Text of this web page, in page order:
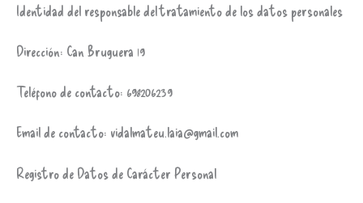
Identidad del responsable del tratamiento de los datos personales
Dirección: Can Bruguera 19
Teléfono de contacto: 698206239
Email de contacto: vidalmateu.laia@gmail.com
Registro de Datos de Carácter Personal